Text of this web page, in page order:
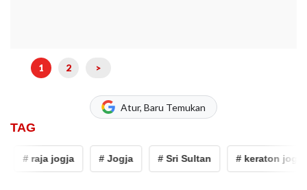
1 2 >
Atur, Baru Temukan
TAG
# raja jogja # Jogja # Sri Sultan # keraton jogja